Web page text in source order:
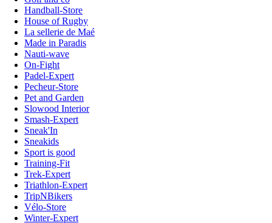
Handball-Store
House of Rugby
La sellerie de Maé
Made in Paradis
Nauti-wave
On-Fight
Padel-Expert
Pecheur-Store
Pet and Garden
Slowood Interior
Smash-Expert
Sneak'In
Sneakids
Sport is good
Training-Fit
Trek-Expert
Triathlon-Expert
TripNBikers
Vélo-Store
Winter-Expert